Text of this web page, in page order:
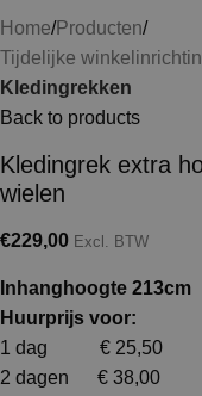
Home Producten
Tijdelijke
Kledingrekken
Back to products
Kledingrek extra
wielen
€229,00 Excl. BTW
Inhanghoogte 213cm
Huurprijs voor:
1 dag € 25,50
2 dagen € 38,00